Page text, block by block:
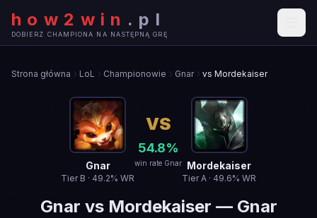
how2win . pl
DOBIERZ CHAMPIONA NA NASTĘPNĄ GRĘ
Strona główna LoL Championowie Gnar vs Mordekaiser
Gnar
Tier B · 49.2% WR
VS
54.8%
win rate Gnar Mordekaiser
TierA · 49.6% WR
Gnar vs Mordekaiser — Gnar